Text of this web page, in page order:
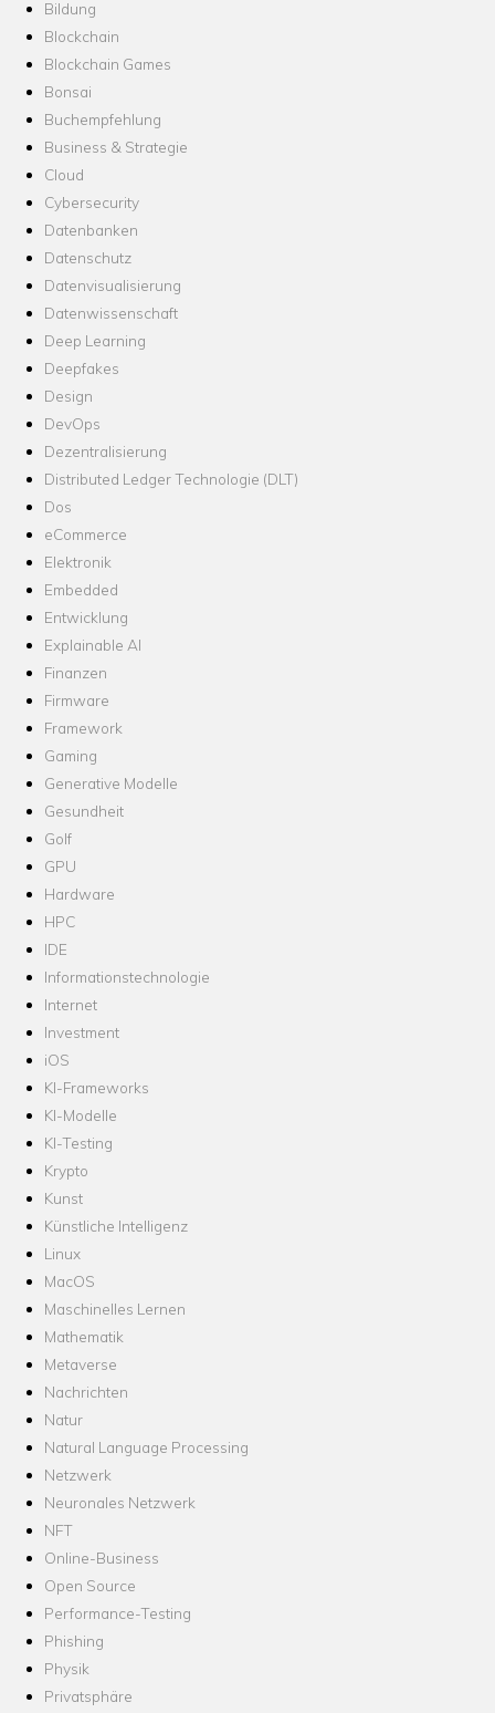
Bildung
Blockchain
Blockchain Games
Bonsai
Buchempfehlung
Business & Strategie
Cloud
Cybersecurity
Datenbanken
Datenschutz
Datenvisualisierung
Datenwissenschaft
Deep Learning
Deepfakes
Design
DevOps
Dezentralisierung
Distributed Ledger Technologie (DLT)
Dos
eCommerce
Elektronik
Embedded
Entwicklung
Explainable AI
Finanzen
Firmware
Framework
Gaming
Generative Modelle
Gesundheit
Golf
GPU
Hardware
HPC
IDE
Informationstechnologie
Internet
Investment
iOS
KI-Frameworks
KI-Modelle
KI-Testing
Krypto
Kunst
Künstliche Intelligenz
Linux
MacOS
Maschinelles Lernen
Mathematik
Metaverse
Nachrichten
Natur
Natural Language Processing
Netzwerk
Neuronales Netzwerk
NFT
Online-Business
Open Source
Performance-Testing
Phishing
Physik
Privatsphäre